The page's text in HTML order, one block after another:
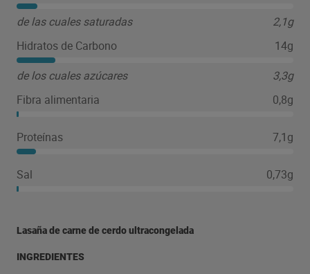
de las cuales saturadas
2,1g
Hidratos de Carbono
14g
de los cuales azúcares
3,3g
Fibra alimentaria
0,8g
Proteínas 7,1g
Sal 0,73g
Lasaña de carne de cerdo ultracongelada
INGREDIENTES